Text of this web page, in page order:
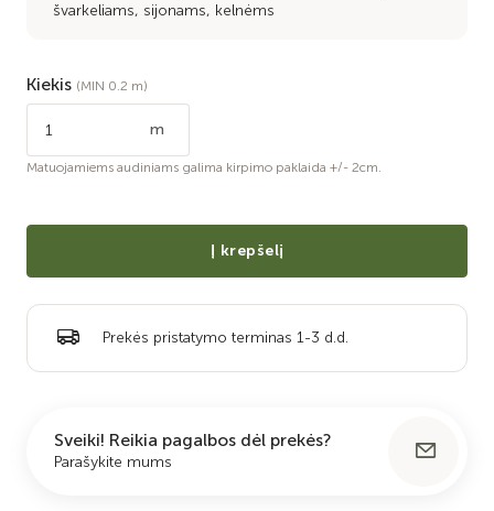
švarkeliams, sijonams, kelnėms
Kiekis (MIN 0.2 m)
m
Matuojamiems audiniams galima kirpimo paklaida +/- 2cm.
Į krepšelį
Prekės pristatymo terminas 1-3 d.d.
Sveiki! Reikia pagalbos dėl prekės?
Parašykite mums